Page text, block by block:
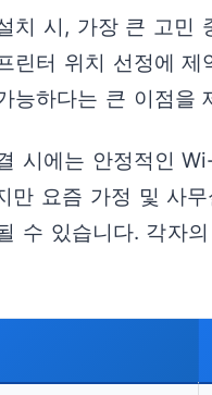
치 시, 가장 큰 고민
린터 위치 선정에
능하다는 큰 이점을
시에는 안정적인
만 요즘 가정 및 사
수 있습니다. 각자